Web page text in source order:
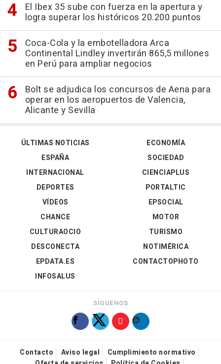
El Ibex 35 sube con fuerza en la apertura y
logra superar los históricos 20.200 puntos
Coca-Cola y la embotelladora Arca
Continental Lindley invertirán 865,5 millones
en Perú para ampliar negocios
Bolt se adjudica los concursos de Aena para
operar en los aeropuertos de Valencia,
Alicante y Sevilla
ÚLTIMAS NOTICIAS
ESPAÑA
INTERNACIONAL
DEPORTES
VÍDEOS
ECONOMÍA
SOCIEDAD
CIENCIAPLUS
PORTALTIC
EPSOCIAL
CHANCE
CULTURAOCIO
DESCONECTA
EPDATA.ES
INFOSALUS
MOTOR
TURISMO
NOTIMÉRICA
CONTACTOPHOTO
SÍGUENOS
Contacto Aviso legal
Cumplimiento normativo